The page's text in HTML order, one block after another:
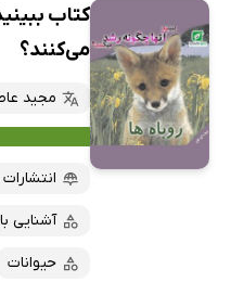
کتاب
می‌کنند؟
مجید
آشنایی
حیوانات